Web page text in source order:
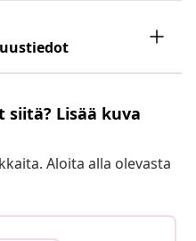
Lisää kuva
Aloita alla olevasta